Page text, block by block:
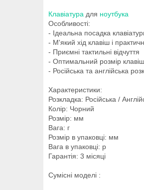
Клавіатура для ноутбука
Особливості:
- Ідеальна посадка
- М'який хід клавіш і
- Приємні тактильні відчуття
- Оптимальний розмір
- Російська та англійська
Характеристики:
Розкладка: Російська /
Колір: Чорний
Розмір: мм
Вага: г
Розмір в упаковці: мм
Вага в упаковці: р
Гарантія: 3 місяці
Сумісні моделі :